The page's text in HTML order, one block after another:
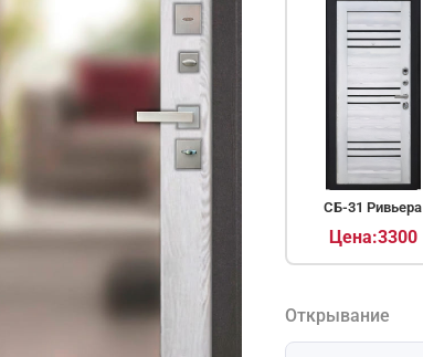
СБ-31 Ривьера
Цена:3300
Открывание